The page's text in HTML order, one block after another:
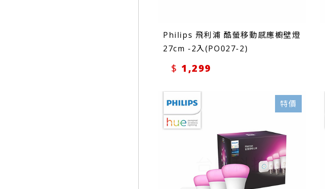
Philips 飛利浦 酷螢移動感應櫥壁燈
27cm -2入(PO027-2)
1,299
特價